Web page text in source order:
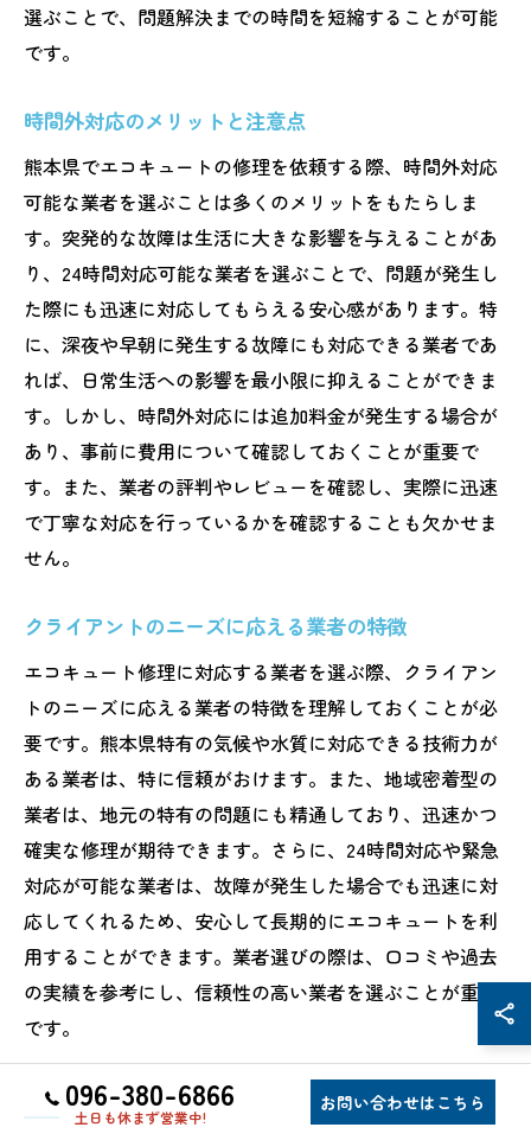
選ぶことで、問題解決までの時間を短縮することが可能
です。
時間外対応のメリットと注意点
熊本県でエコキュートの修理を依頼する際、時間外対応
可能な業者を選ぶことは多くのメリットをもたらしま
す。突発的な故障は生活に大きな影響を与えることがあ
り、24時間対応可能な業者を選ぶことで、問題が発生し
た際にも迅速に対応してもらえる安心感があります。特
に、深夜や早朝に発生する故障にも対応できる業者であ
れば、日常生活への影響を最小限に抑えることができま
す。しかし、時間外対応には追加料金が発生する場合が
あり、事前に費用について確認しておくことが重要で
す。また、業者の評判やレビューを確認し、実際に迅速
で丁寧な対応を行っているかを確認することも欠かせま
せん。
クライアントのニーズに応える業者の特徴
エコキュート修理に対応する業者を選ぶ際、クライアン
トのニーズに応える業者の特徴を理解しておくことが必
要です。熊本県特有の気候や水質に対応できる技術力が
ある業者は、特に信頼がおけます。また、地域密着型の
業者は、地元の特有の問題にも精通しており、迅速かつ
確実な修理が期待できます。さらに、24時間対応や緊急
対応が可能な業者は、故障が発生した場合でも迅速に対
応してくれるため、安心して長期的にエコキュートを利
用することができます。業者選びの際は、口コミや過去
の実績を参考にし、信頼性の高い業者を選ぶことが重要
です。
096-380-6866
土日も休まず営業中!
お問い合わせはこちら